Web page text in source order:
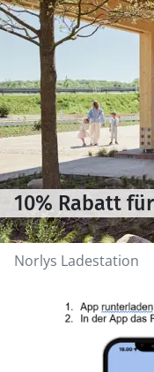
Norlys Ladestation
10% Rabatt